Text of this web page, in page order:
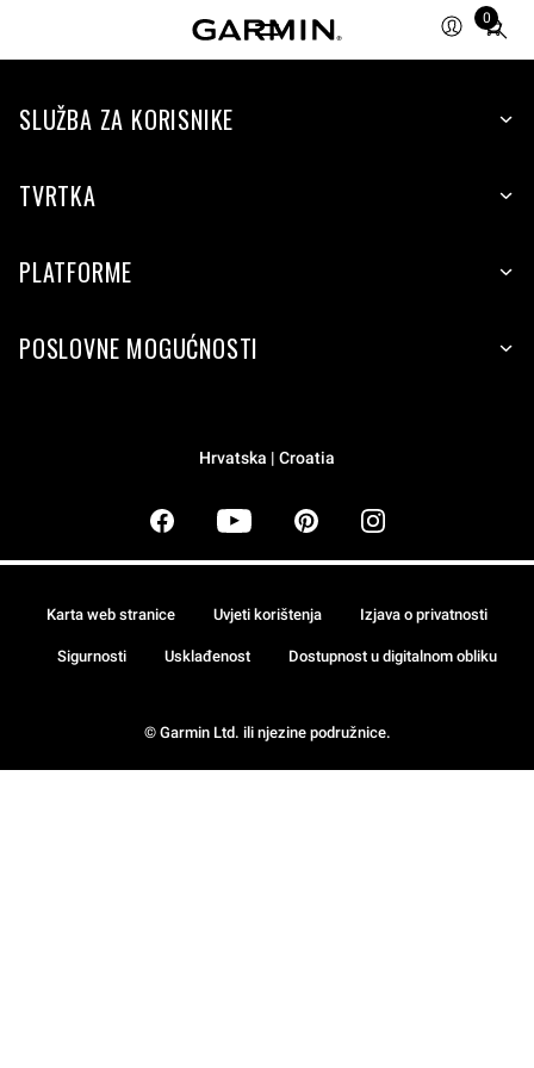
0
Total
items
cart:
SLUŽBA ZA KORISNIKE
TVRTKA
PLATFORME
POSLOVNE MOGUĆNOSTI
Hrvatska | Croatia
© Garmin Ltd. ili njezine podružnice.
Karta web stranice Uvjeti korištenja Izjava o privatnosti
Sigurnosti Usklađenost Dostupnost u digitalnom obliku